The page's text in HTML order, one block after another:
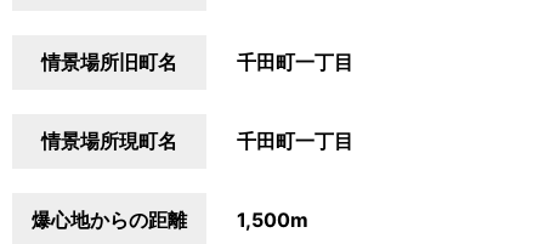
情景場所旧町名 千田町一丁目
情景場所現町名 千田町一丁目
爆心地からの距離 1,500m